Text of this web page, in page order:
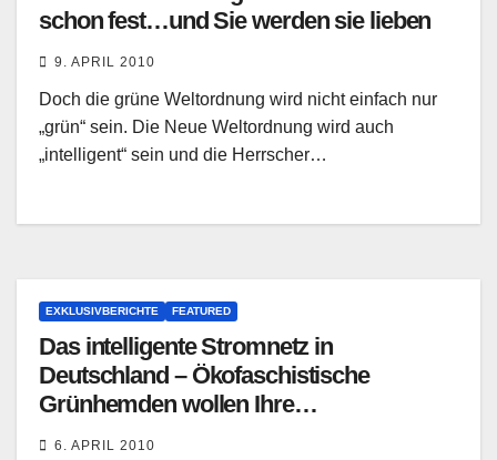
schon fest…und Sie werden sie lieben
9. APRIL 2010
Doch die grüne Weltordnung wird nicht einfach nur
„grün“ sein. Die Neue Weltordnung wird auch
„intelligent“ sein und die Herrscher…
EXKLUSIVBERICHTE FEATURED
Das intelligente Stromnetz in
Deutschland – Ökofaschistische
Grünhemden wollen Ihre
Haushaltsgeräte steuern
6. APRIL 2010